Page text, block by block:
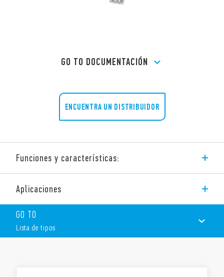
GO TO DOCUMENTACIÓN
ENCUENTRA UN DISTRIBUIDOR
Funciones y características:
Supresión de sobretensiones causadas por la
desconexión de la bobina.
LED que indica la presencia de tensión.
Protección contra polaridad inversa aplicada a la bobina.
Circuito de supresión de corriente residual.
Aplicaciones
GO TO
Lista de tipos